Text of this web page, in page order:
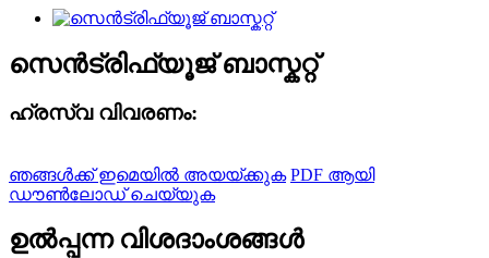
സെൻട്രിഫ്യൂജ് ബാസ്കറ്റ്
ഹ്രസ്വ വിവരണം:
ഞങ്ങൾക്ക് ഇമെയിൽ അയയ്ക്കുക PDF ആയി
ഡൗൺലോഡ് ചെയ്യുക
ഉൽപ്പന്ന വിശദാംശങ്ങൾ